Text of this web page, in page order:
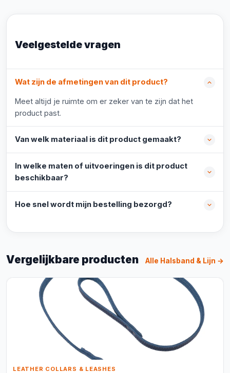
Veelgestelde vragen
Wat zijn de afmetingen van dit product?
Meet altijd je ruimte om er zeker van te zijn dat het
product past.
Van welk materiaal is dit product gemaakt?
In welke maten of uitvoeringen is dit product
beschikbaar?
Hoe snel wordt mijn bestelling bezorgd?
Vergelijkbare producten Alle Halsband & Lijn →
LEATHER COLLARS & LEASHES